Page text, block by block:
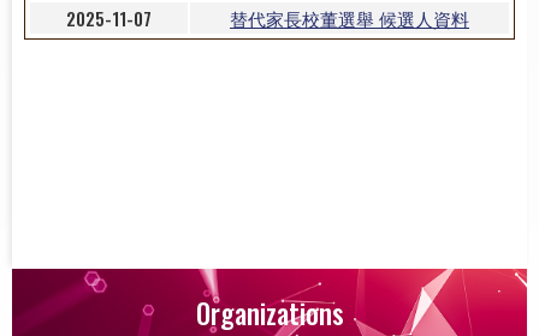
2025-11-07
替代家長校董選舉 候選人資料
Organizations